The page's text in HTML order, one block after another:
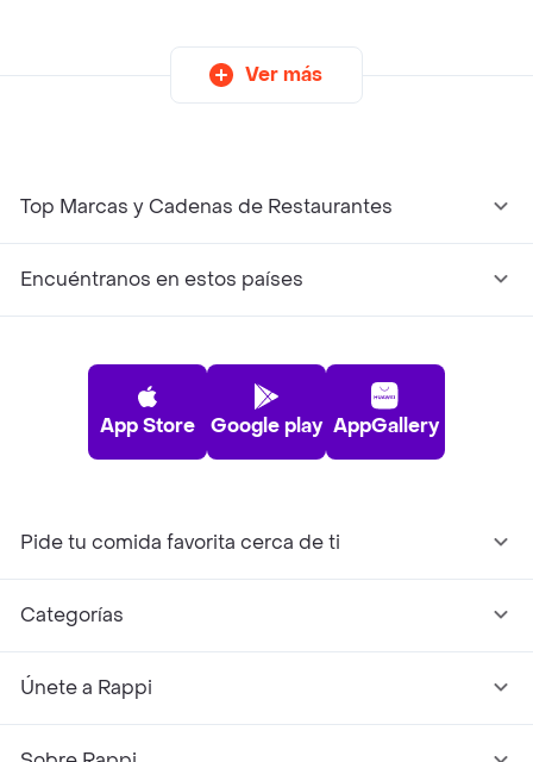
Ver más
Top Marcas y Cadenas de Restaurantes
Encuéntranos en estos países
App Store Google play AppGallery
Pide tu comida favorita cerca de ti
Categorías
Únete a Rappi